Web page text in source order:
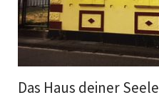
Das Haus deiner Seele